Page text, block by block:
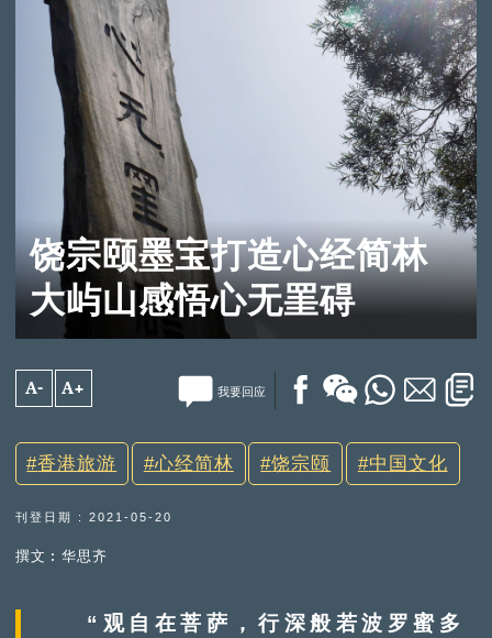
饶宗颐墨宝打造心经简林
大屿山感悟心无罣碍
A- A+ 我要回应
香港旅游 心经简林 饶宗颐 中国文化
刊登日期 : 2021-05-20
撰文︰华思齐
“观自在菩萨，行深般若波罗蜜多